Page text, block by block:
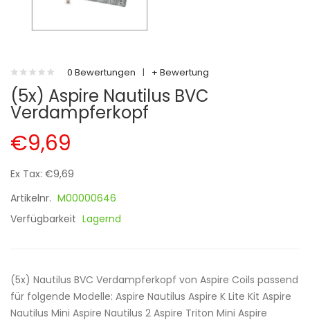
0 Bewertungen | + Bewertung
(5x) Aspire Nautilus BVC
Verdampferkopf
€9,69
Ex Tax: €9,69
Artikelnr. M00000646
Verfügbarkeit Lagernd
(5x) Nautilus BVC Verdampferkopf von Aspire Coils passend
für folgende Modelle: Aspire Nautilus Aspire K Lite Kit Aspire
Nautilus Mini Aspire Nautilus 2 Aspire Triton Mini Aspire